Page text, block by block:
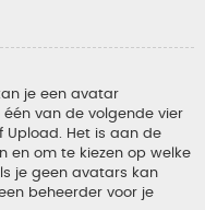
je een avatar
van de volgende vier
Upload. Het is aan de
en om te kiezen op welke
je geen avatars kan
beheerder voor je